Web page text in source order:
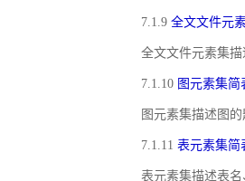
7.1.9 全文文件元
全文文件元素集
7.1.10 图元素集简
图元素集描述图
7.1.11 表元素集简
表元素集描述表